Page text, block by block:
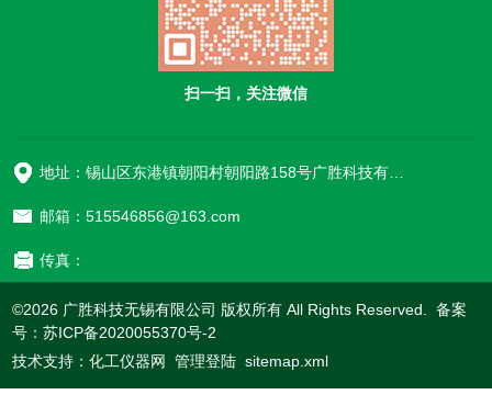
扫一扫，关注微信
地址：锡山区东港镇朝阳村朝阳路158号广胜科技有限公司
邮箱：515546856@163.com
传真：
©2026 广胜科技无锡有限公司 版权所有 All Rights Reserved. 备案
号：苏ICP备2020055370号-2
技术支持：化工仪器网 管理登陆 sitemap.xml